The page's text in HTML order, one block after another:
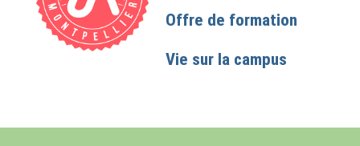
Offre de formation
Vie sur la campus